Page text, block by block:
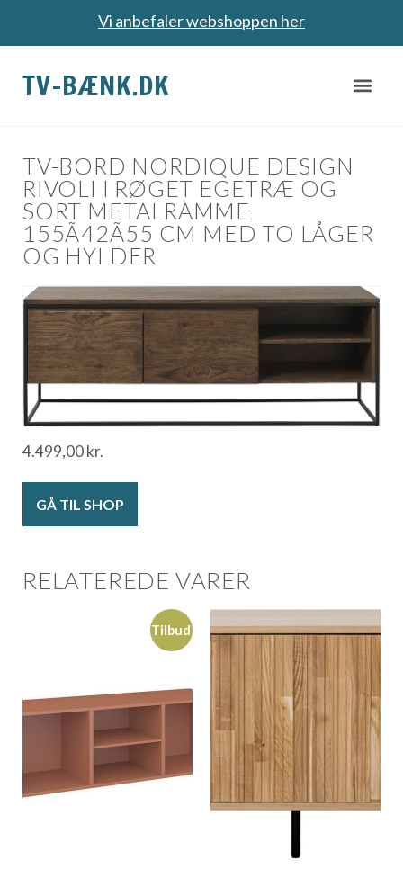
Vi anbefaler webshoppen her
TV-BÆNK.DK
TV-BORD NORDIQUE DESIGN
RIVOLI I RØGET EGETRÆ OG
SORT METALRAMME
155Ã42Ã55 CM MED TO LÅGER
OG HYLDER
4.499,00kr.
GÅ TIL SHOP
RELATEREDE VARER
Tilbud